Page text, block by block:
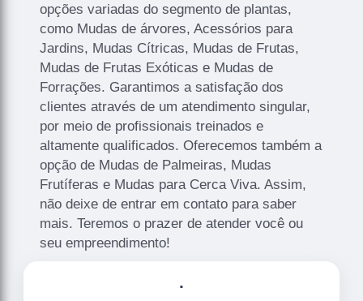
opções variadas do segmento de plantas,
como Mudas de árvores, Acessórios para
Jardins, Mudas Cítricas, Mudas de Frutas,
Mudas de Frutas Exóticas e Mudas de
Forrações. Garantimos a satisfação dos
clientes através de um atendimento singular,
por meio de profissionais treinados e
altamente qualificados. Oferecemos também a
opção de Mudas de Palmeiras, Mudas
Frutíferas e Mudas para Cerca Viva. Assim,
não deixe de entrar em contato para saber
mais. Teremos o prazer de atender você ou
seu empreendimento!
.